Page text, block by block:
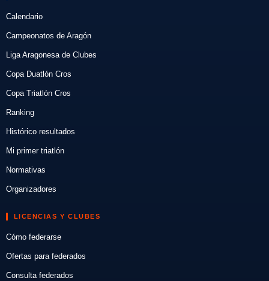
Calendario
Campeonatos de Aragón
Liga Aragonesa de Clubes
Copa Duatlón Cros
Copa Triatlón Cros
Ranking
Histórico resultados
Mi primer triatlón
Normativas
Organizadores
LICENCIAS Y CLUBES
Cómo federarse
Ofertas para federados
Consulta federados